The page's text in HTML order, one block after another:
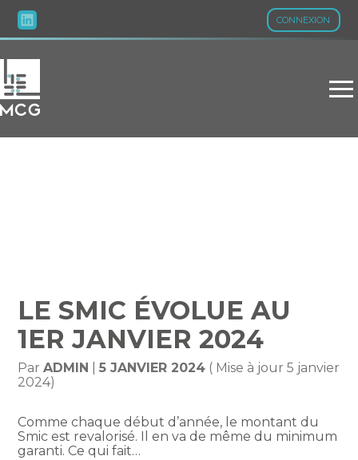
CONNEXION
Aller
au
LE SMIC ÉVOLUE AU
1ER JANVIER 2024
ParADMIN |5 JANVIER 2024 ( Mise à jour 5 janvier
2024)
Comme chaque début d’année, le montant du
Smic est revalorisé. Il en va de même du minimum
garanti. Ce qui fait…